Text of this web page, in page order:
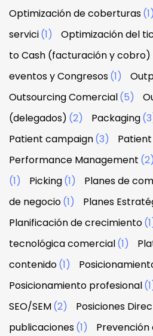
Optimización de coberturas(1)
servici(1) Optimización del
to Cash (facturación y cobro)
eventos y Congresos(1)
Outsourcing Comercial(5)
(delegados) (2) Packaging
Patient campaign(3)
Performance Management (2)
(1)
Picking(1) Planes de
de negocio(1) Planes
Planificación de crecimiento
tecnológica comercial(1)
contenido(1)
Posicionamiento profesional
SEO/SEM(2) Posiciones
publicaciones(1)